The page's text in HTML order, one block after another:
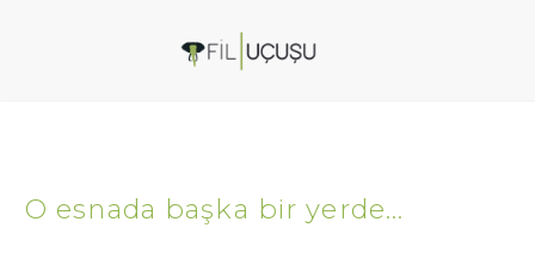
O esnada başka bir yerde…